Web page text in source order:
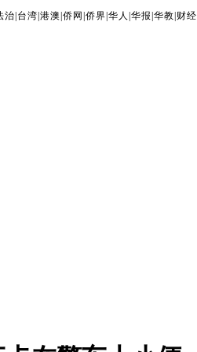
治 台湾 港澳 侨网 侨界 华人 华报 华教 财经